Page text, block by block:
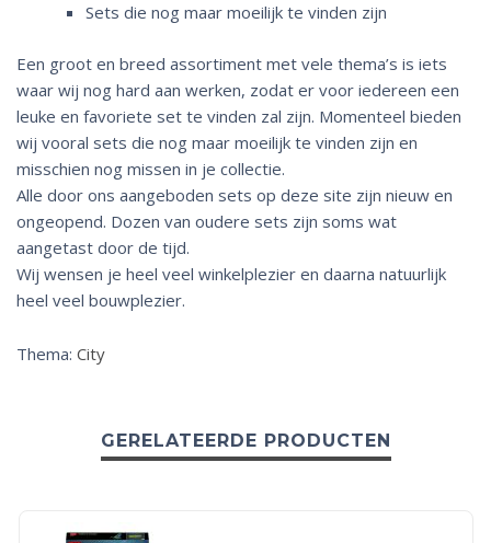
Sets die nog maar moeilijk te vinden zijn
Een groot en breed assortiment met vele thema’s is iets
waar wij nog hard aan werken, zodat er voor iedereen een
leuke en favoriete set te vinden zal zijn. Momenteel bieden
wij vooral sets die nog maar moeilijk te vinden zijn en
misschien nog missen in je collectie.
Alle door ons aangeboden sets op deze site zijn nieuw en
ongeopend. Dozen van oudere sets zijn soms wat
aangetast door de tijd.
Wij wensen je heel veel winkelplezier en daarna natuurlijk
heel veel bouwplezier.
Thema: City
GERELATEERDE PRODUCTEN